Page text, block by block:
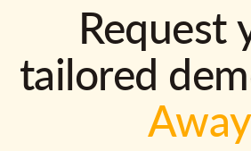
Request
tailored
Away